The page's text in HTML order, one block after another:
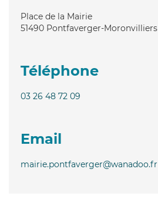
Place de la Mairie
51490 Pontfaverger-Moronvilliers
Téléphone
03 26 48 72 09
Email
mairie.pontfaverger@wanadoo.fr